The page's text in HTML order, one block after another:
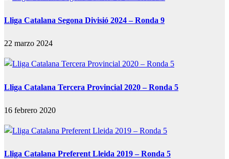
Lliga Catalana Segona Divisió 2024 – Ronda 9
22 marzo 2024
Lliga Catalana Tercera Provincial 2020 – Ronda 5
16 febrero 2020
Lliga Catalana Preferent Lleida 2019 – Ronda 5